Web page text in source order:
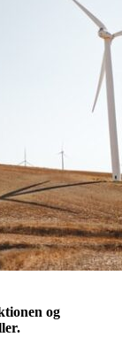
og